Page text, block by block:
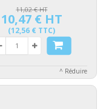
11,02 € HT
10,47 € HT
(12,56 € TTC)
^ Réduire